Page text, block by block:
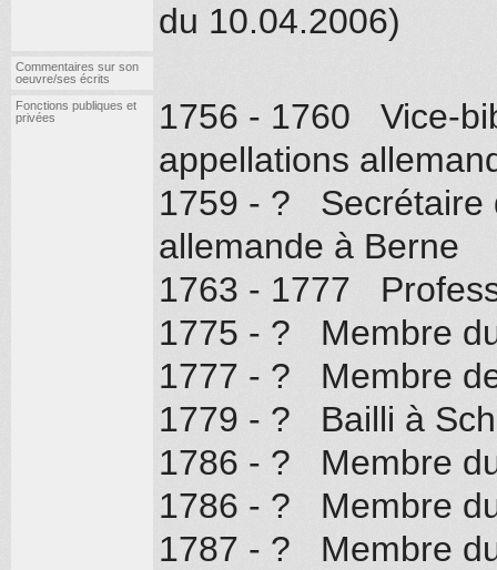
du 10.04.2006)
Commentaires sur son
oeuvre/ses écrits
Fonctions publiques et
privées
1756 - 1760 Vice-
appellations
1759 - ? Secrétaire
allemande à Berne
1763 - 1777
1775 - ? Membre
1777 - ? Membre
1779 - ? Bailli à
1786 - ? Membre
1786 - ? Membre
1787 - ? Membre